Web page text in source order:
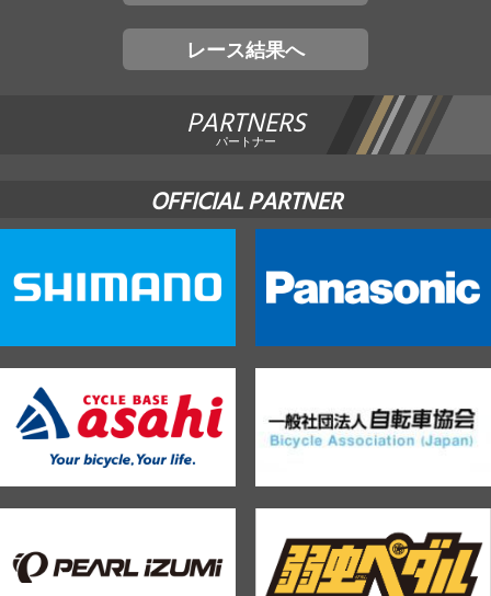
レース結果へ
PARTNERS
パートナー
OFFICIAL PARTNER